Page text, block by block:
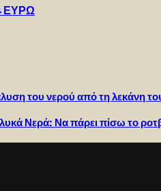
ΕΥΡΩ
του νερού από τη λεκάνη
Νερά: Να πάρει πίσω το